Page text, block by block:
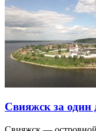
Свияжск за один